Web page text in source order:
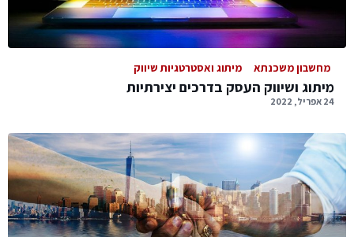
מחשבון משכנתא מיתוג ואסטרטגיות שיווק
מיתוג ושיווק העסק בדרכים יצירתיות
24 אפריל, 2022